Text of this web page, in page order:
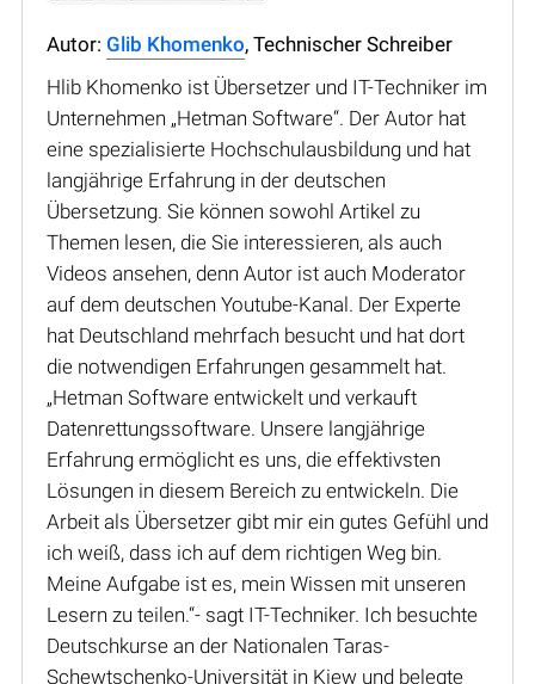
Autor: Glib Khomenko, Technischer Schreiber
Hlib Khomenko ist Übersetzer und IT-Techniker im
Unternehmen „Hetman Software“. Der Autor hat
eine spezialisierte Hochschulausbildung und hat
langjährige Erfahrung in der deutschen
Übersetzung. Sie können sowohl Artikel zu
Themen lesen, die Sie interessieren, als auch
Videos ansehen, denn Autor ist auch Moderator
auf dem deutschen Youtube-Kanal. Der Experte
hat Deutschland mehrfach besucht und hat dort
die notwendigen Erfahrungen gesammelt hat.
„Hetman Software entwickelt und verkauft
Datenrettungssoftware. Unsere langjährige
Erfahrung ermöglicht es uns, die effektivsten
Lösungen in diesem Bereich zu entwickeln. Die
Arbeit als Übersetzer gibt mir ein gutes Gefühl und
ich weiß, dass ich auf dem richtigen Weg bin.
Meine Aufgabe ist es, mein Wissen mit unseren
Lesern zu teilen.“- sagt IT-Techniker. Ich besuchte
Deutschkurse an der Nationalen Taras-
Schewtschenko-Universität in Kiew und belegte